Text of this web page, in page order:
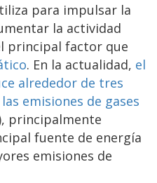
para impulsar la
la actividad
principal factor que
. En la actualidad, el
alrededor de tres
emisiones de gases
principalmente
fuente de energía
emisiones de